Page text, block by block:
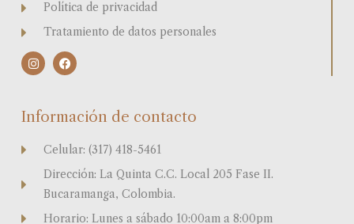
Política de privacidad
Tratamiento de datos personales
I
n
g
F
a
o
k
Información de contacto
Celular: (317) 418-5461
Dirección: La Quinta C.C. Local 205 Fase II.
Bucaramanga, Colombia.
Horario: Lunes a sábado 10:00am a 8:00pm